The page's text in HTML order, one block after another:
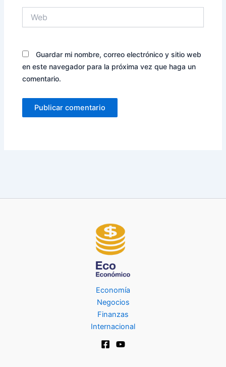
Guardar mi nombre, correo electrónico y sitio web
en este navegador para la próxima vez que haga un
comentario.
Economía
Negocios
Finanzas
Internacional